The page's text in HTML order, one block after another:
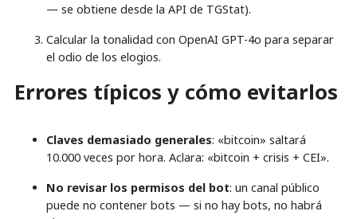
— se obtiene desde la API de TGStat).
Calcular la tonalidad con OpenAI GPT-4o para separar
el odio de los elogios.
Errores típicos y cómo evitarlos
Claves demasiado generales: «bitcoin» saltará
10.000 veces por hora. Aclara: «bitcoin + crisis + CEI».
No revisar los permisos del bot: un canal público
puede no contener bots — si no hay bots, no habrá